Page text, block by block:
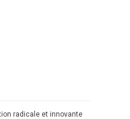
radicale et innovante